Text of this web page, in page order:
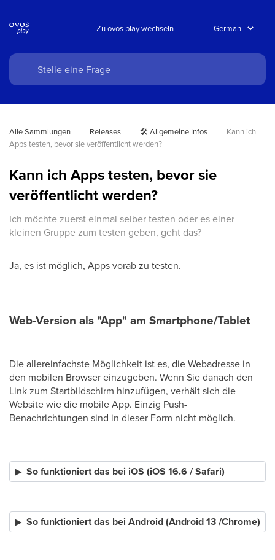
Zu ovos play wechseln
Alle Sammlungen Releases 🛠️ Allgemeine Infos
Kann ich
Apps testen, bevor sie veröffentlicht werden?
Kann ich Apps testen, bevor sie
veröffentlicht werden?
Ich möchte zuerst einmal selber testen oder es einer
kleinen Gruppe zum testen geben, geht das?
Ja, es ist möglich, Apps vorab zu testen.
Web-Version als "App" am Smartphone/Tablet
Die allereinfachste Möglichkeit ist es, die Webadresse in
den mobilen Browser einzugeben. Wenn Sie danach den
Link zum Startbildschirm hinzufügen, verhält sich die
Website wie die mobile App. Einzig Push-
Benachrichtungen sind in dieser Form nicht möglich.
So funktioniert das bei iOS (iOS 16.6 / Safari)
So funktioniert das bei Android (Android 13 /Chrome)